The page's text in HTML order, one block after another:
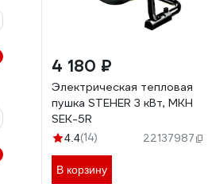
4 180 ₽
Электрическая тепловая
пушка STEHER 3 кВт, МКН
SEK-5R
4.4(14) 22137987
В корзину